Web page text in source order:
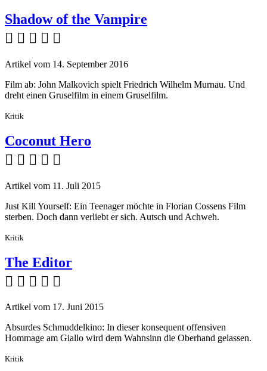
Shadow of the Vampire
    
Artikel vom 14. September 2016
Film ab: John Malkovich spielt Friedrich Wilhelm Murnau. Und
dreht einen Gruselfilm in einem Gruselfilm.
Kritik
Coconut Hero
    
Artikel vom 11. Juli 2015
Just Kill Yourself: Ein Teenager möchte in Florian Cossens Film
sterben. Doch dann verliebt er sich. Autsch und Achweh.
Kritik
The Editor
    
Artikel vom 17. Juni 2015
Absurdes Schmuddelkino: In dieser konsequent offensiven
Hommage am Giallo wird dem Wahnsinn die Oberhand gelassen.
Kritik